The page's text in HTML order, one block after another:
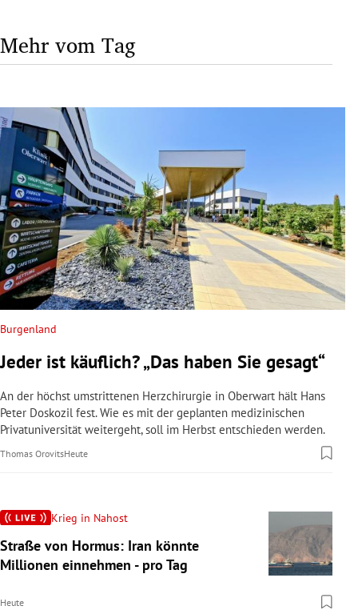
Mehr vom Tag
Burgenland
Jeder ist käuflich? „Das haben Sie gesagt“
An der höchst umstrittenen Herzchirurgie in Oberwart hält Hans
Peter Doskozil fest. Wie es mit der geplanten medizinischen
Privatuniversität weitergeht, soll im Herbst entschieden werden.
Thomas OrovitsHeute
Krieg in Nahost
Straße von Hormus: Iran könnte
Millionen einnehmen - pro Tag
Heute